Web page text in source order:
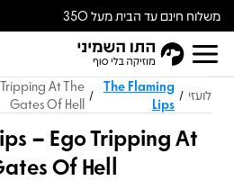
משלוח חינם עד הבית מעל 350
ש״ח
לועזי /
The Flaming
Lips
/
At The
Gates Of Hell
– Ego Tripping At
Of Hell